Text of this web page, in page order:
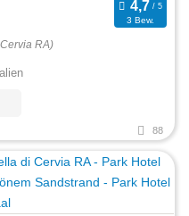
3 Bew.
RA)
88